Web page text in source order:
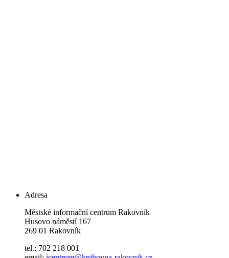
Adresa
Městské informační centrum Rakovník
Husovo náměstí 167
269 01 Rakovník
tel.: 702 218 001